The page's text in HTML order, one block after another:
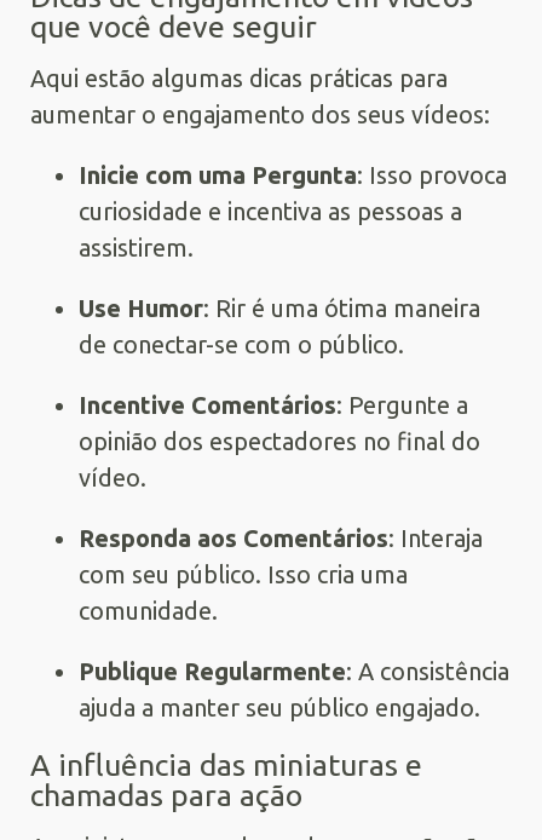
que você deve seguir
Aqui estão algumas dicas práticas para
aumentar o engajamento dos seus vídeos:
Inicie com uma Pergunta: Isso provoca
curiosidade e incentiva as pessoas a
assistirem.
Use Humor: Rir é uma ótima maneira
de conectar-se com o público.
Incentive Comentários: Pergunte a
opinião dos espectadores no final do
vídeo.
Responda aos Comentários: Interaja
com seu público. Isso cria uma
comunidade.
Publique Regularmente: A consistência
ajuda a manter seu público engajado.
A influência das miniaturas e
chamadas para ação